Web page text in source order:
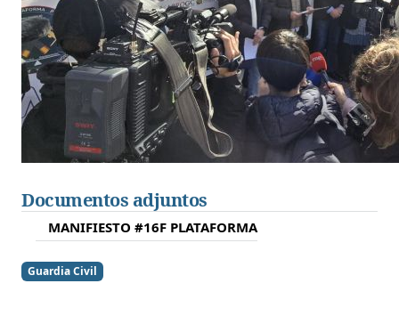
Documentos adjuntos
MANIFIESTO #16F PLATAFORMA
Guardia Civil